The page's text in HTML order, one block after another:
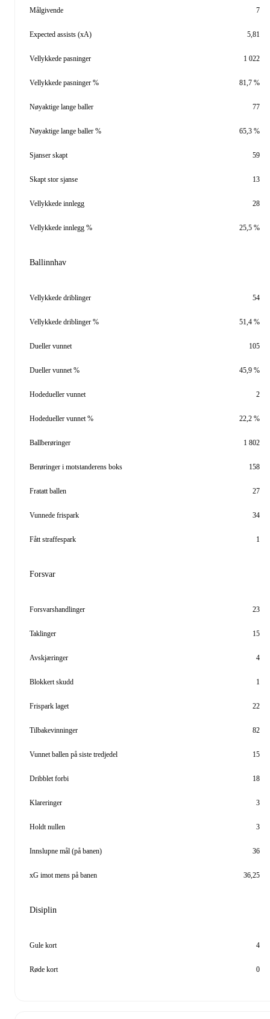
Målgivende 7
Expected assists (xA) 5,81
Vellykkede pasninger 1 022
Vellykkede pasninger % 81,7 %
Nøyaktige lange baller 77
Nøyaktige lange baller % 65,3 %
Sjanser skapt 59
Skapt stor sjanse 13
Vellykkede innlegg 28
Vellykkede innlegg % 25,5 %
Ballinnhav
Vellykkede driblinger 54
Vellykkede driblinger % 51,4 %
Dueller vunnet 105
Dueller vunnet % 45,9 %
Hodedueller vunnet 2
Hodedueller vunnet % 22,2 %
Ballberøringer 1 802
Berøringer i motstanderens boks 158
Fratatt ballen 27
Vunnede frispark 34
Fått straffespark 1
Forsvar
Forsvarshandlinger 23
Taklinger 15
Avskjæringer 4
Blokkert skudd 1
Frispark laget 22
Tilbakevinninger 82
Vunnet ballen på siste tredjedel 15
Dribblet forbi 18
Klareringer 3
Holdt nullen 3
Innslupne mål (på banen) 36
xG imot mens på banen 36,25
Disiplin
Gule kort 4
Røde kort 0